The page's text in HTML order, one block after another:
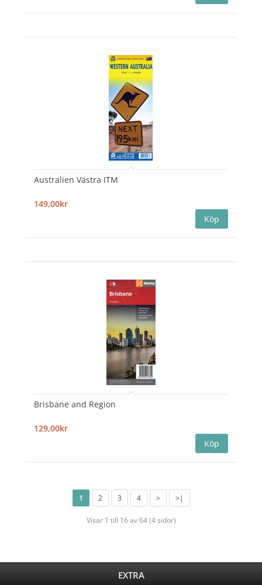
Australien Västra ITM
149,00kr
Brisbane and Region
129,00kr
1 2 3 4 > >|
Visar 1 till 16 av 64 (4 sidor)
EXTRA